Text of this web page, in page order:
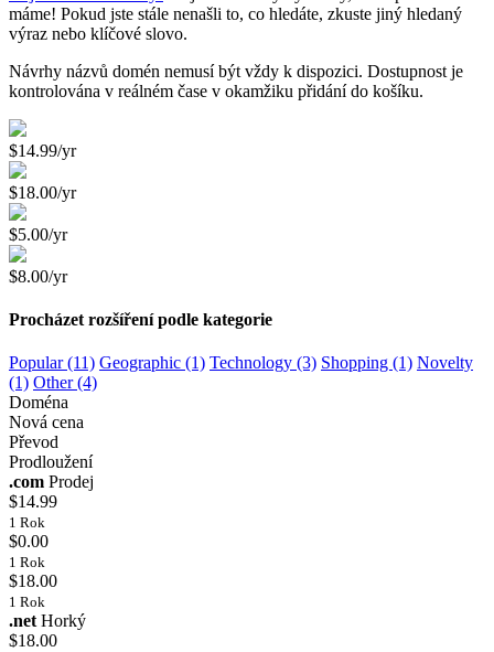
máme! Pokud jste stále nenašli to, co hledáte, zkuste jiný hledaný
výraz nebo klíčové slovo.
Návrhy názvů domén nemusí být vždy k dispozici. Dostupnost je
kontrolována v reálném čase v okamžiku přidání do košíku.
$14.99/yr
$18.00/yr
$5.00/yr
$8.00/yr
Procházet rozšíření podle kategorie
Popular (11) Geographic (1) Technology (3) Shopping (1) Novelty
(1) Other (4)
Doména
Nová cena
Převod
Prodloužení
.com Prodej
$14.99
1 Rok
$0.00
1 Rok
$18.00
1 Rok
.net Horký
$18.00